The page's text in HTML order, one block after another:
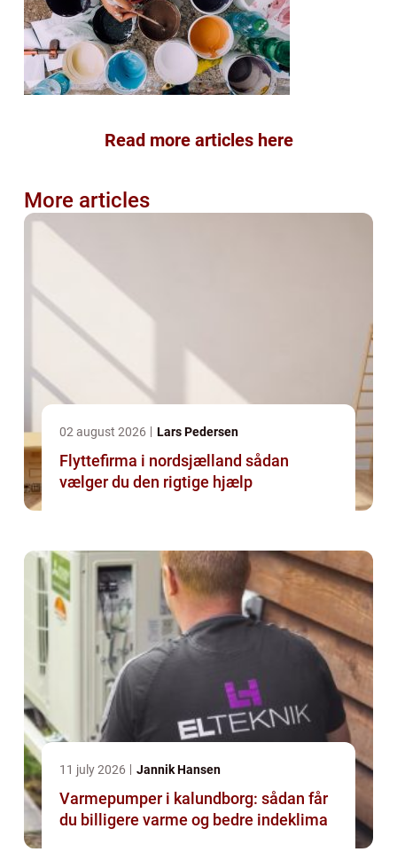
Read more articles here
More articles
02 august 2026 Lars Pedersen
Flyttefirma i nordsjælland sådan
vælger du den rigtige hjælp
11 july 2026 Jannik Hansen
Varmepumper i kalundborg: sådan får
du billigere varme og bedre indeklima